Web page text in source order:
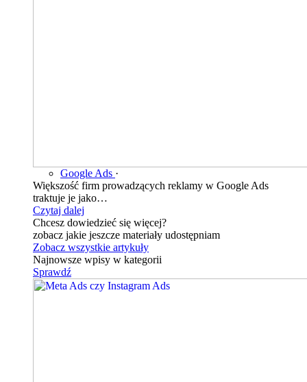
Google Ads ·
Większość firm prowadzących reklamy w Google Ads
traktuje je jako…
Czytaj dalej
Chcesz dowiedzieć się więcej?
zobacz jakie jeszcze materiały udostępniam
Zobacz wszystkie artykuły
Najnowsze wpisy w kategorii
Sprawdź